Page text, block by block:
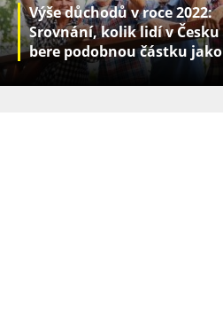
Výše důchodů v roce 2022:
Srovnání, kolik lidí v Česku
bere podobnou částku jako